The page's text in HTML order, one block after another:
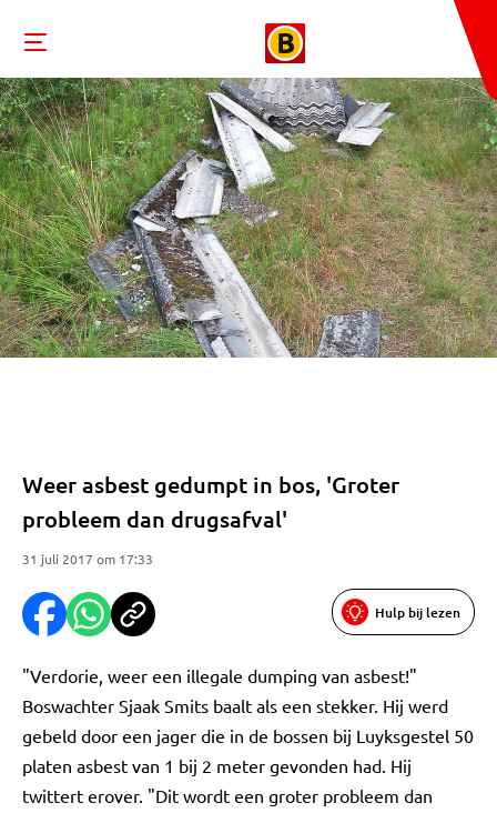
Weer asbest gedumpt in bos, 'Groter
probleem dan drugsafval'
31 juli 2017 om 17:33
Hulp bij lezen
"Verdorie, weer een illegale dumping van asbest!"
Boswachter Sjaak Smits baalt als een stekker. Hij werd
gebeld door een jager die in de bossen bij Luyksgestel 50
platen asbest van 1 bij 2 meter gevonden had. Hij
twittert erover. "Dit wordt een groter probleem dan